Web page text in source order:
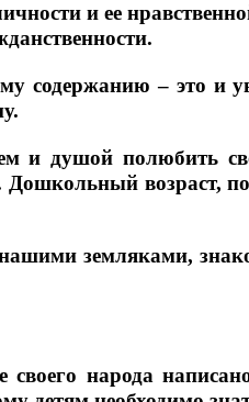
и ее
содержанию – это
и душой полюбить
Дошкольный
земляками,
народа